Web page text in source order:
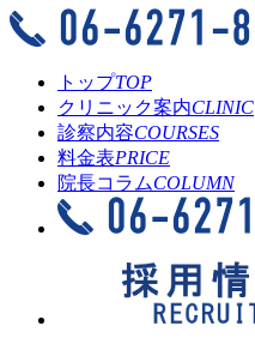
トップTOP
クリニック案内CLINIC
診察内容COURSES
料金表PRICE
院長コラムCOLUMN